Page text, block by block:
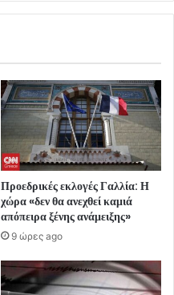
Προεδρικές εκλογές Γαλλία: Η
χώρα «δεν θα ανεχθεί καμιά
απόπειρα ξένης ανάμειξης»
9 ώρες ago